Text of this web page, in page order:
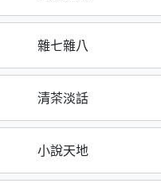
雜七雜八
清茶淡話
小說天地